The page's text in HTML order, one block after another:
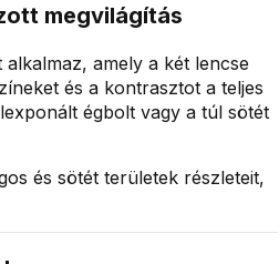
megvilágítás
amely a két lencse
és a kontrasztot a teljes
égbolt vagy a túl sötét
és sötét területek részleteit,